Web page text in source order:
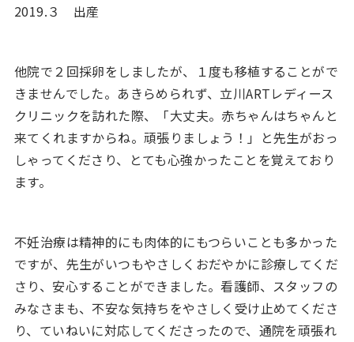
2019.３ 出産
他院で２回採卵をしましたが、１度も移植することがで
きませんでした。あきらめられず、立川ARTレディース
クリニックを訪れた際、「大丈夫。赤ちゃんはちゃんと
来てくれますからね。頑張りましょう！」と先生がおっ
しゃってくださり、とても心強かったことを覚えており
ます。
不妊治療は精神的にも肉体的にもつらいことも多かった
ですが、先生がいつもやさしくおだやかに診療してくだ
さり、安心することができました。看護師、スタッフの
みなさまも、不安な気持ちをやさしく受け止めてくださ
り、ていねいに対応してくださったので、通院を頑張れ